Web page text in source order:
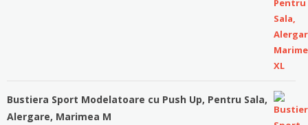
Bustiera Sport Modelatoare cu Push Up, Pentru Sala,
Alergare, Marimea M